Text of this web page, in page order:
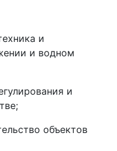
и
и водном
и
объектов